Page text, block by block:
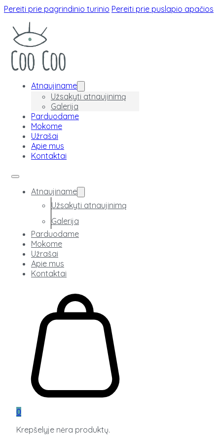
Pereiti prie pagrindinio turinio Pereiti prie puslapio apačios
Atnaujiname
Užsakyti atnaujinimą
Galerija
Parduodame
Mokome
Užrašai
Apie mus
Kontaktai
Atnaujiname
Užsakyti atnaujinimą
Galerija
Parduodame
Mokome
Užrašai
Apie mus
Kontaktai
0
Krepšelyje nėra produktų.